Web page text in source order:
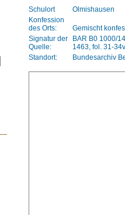
Schulort
Olmishausen
Konfession
des Orts:
Gemischt
Signatur der
Quelle:
BAR B0 1000/
1463, fol. 31-34v
Standort:
Bundesarchiv